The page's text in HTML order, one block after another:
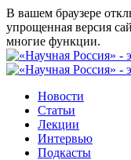
В вашем браузере
упрощенная версия
многие функции.
Новости
Статьи
Лекции
Интервью
Подкасты